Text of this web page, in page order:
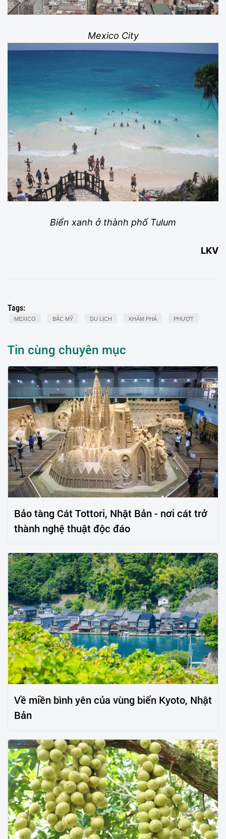
Mexico City
Biển xanh ở thành phố Tulum
LKV
Tags:
MEXICO BẮC MỸ DU LỊCH KHÁM PHÁ PHƯỢT
Tin cùng chuyên mục
Bảo tàng Cát Tottori, Nhật Bản - nơi cát trở
thành nghệ thuật độc đáo
Về miền bình yên của vùng biển Kyoto, Nhật
Bản